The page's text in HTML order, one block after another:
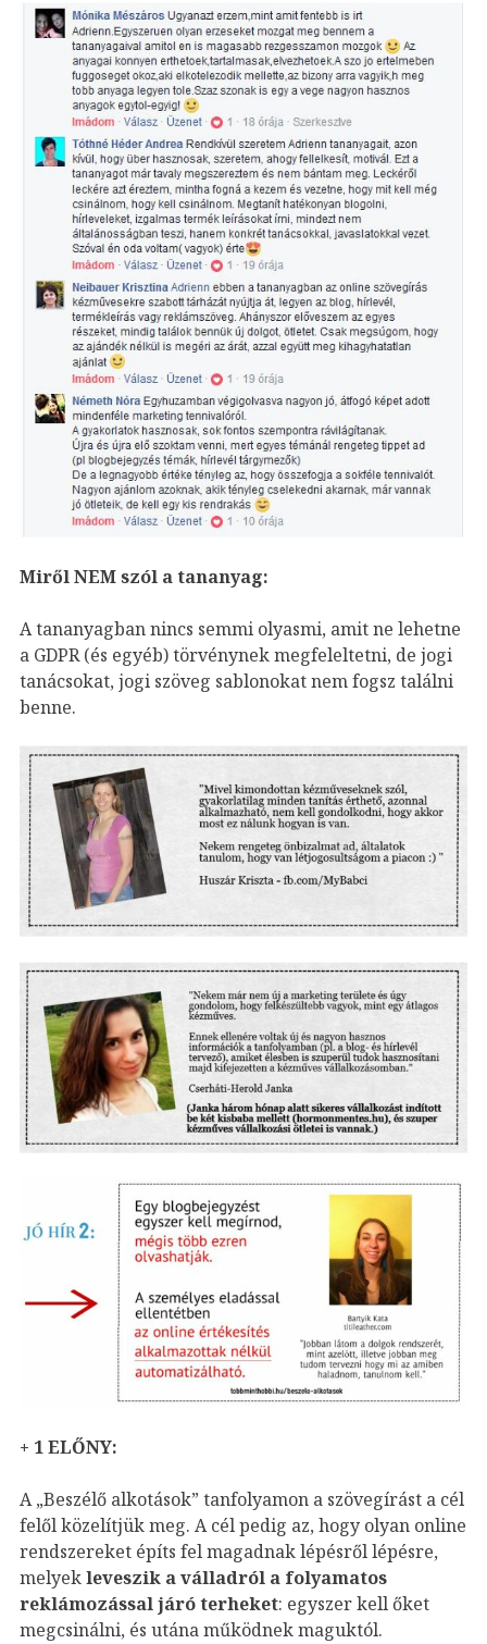
Miről NEM szól a tananyag:
A tananyagban nincs semmi olyasmi, amit ne lehetne
a GDPR (és egyéb) törvénynek megfeleltetni, de jogi
tanácsokat, jogi szöveg sablonokat nem fogsz találni
benne.
+ 1 ELŐNY:
A „Beszélő alkotások” tanfolyamon a szövegírást a cél
felől közelítjük meg. A cél pedig az, hogy olyan online
rendszereket építs fel magadnak lépésről lépésre,
melyekleveszik a válladról a folyamatos
reklámozással járó terheket: egyszer kell őket
megcsinálni, és utána működnek maguktól.